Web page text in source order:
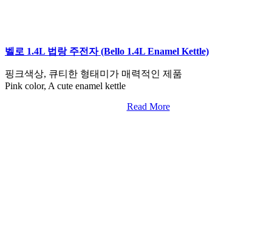
벨로 1.4L 법랑 주전자 (Bello 1.4L Enamel Kettle)
핑크색상, 큐티한 형태미가 매력적인 제품
Pink color, A cute enamel kettle
Read More